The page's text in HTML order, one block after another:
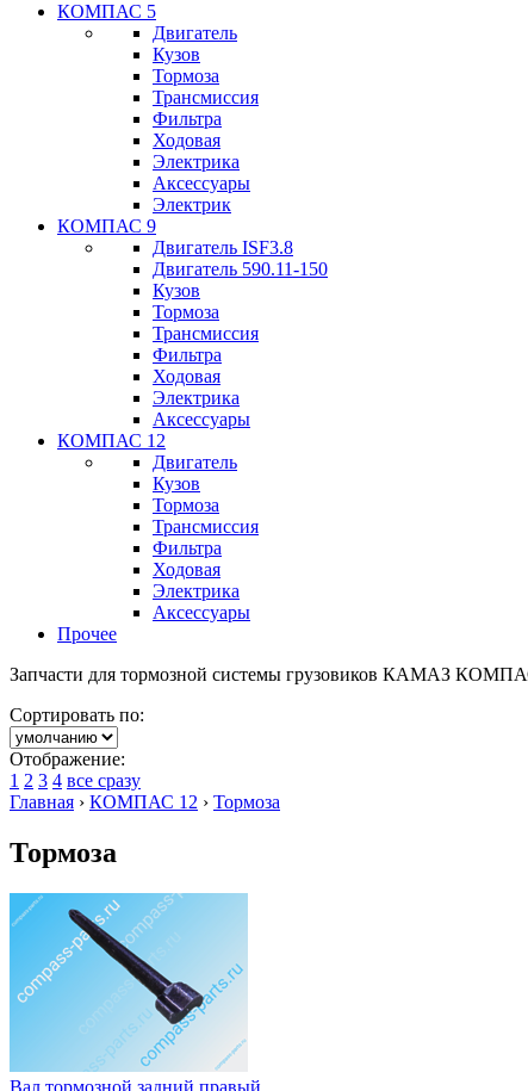
КОМПАС 5
Двигатель
Кузов
Тормоза
Трансмиссия
Фильтра
Ходовая
Электрика
Аксессуары
Электрик
КОМПАС 9
Двигатель ISF3.8
Двигатель 590.11-150
Кузов
Тормоза
Трансмиссия
Фильтра
Ходовая
Электрика
Аксессуары
КОМПАС 12
Двигатель
Кузов
Тормоза
Трансмиссия
Фильтра
Ходовая
Электрика
Аксессуары
Прочее
Запчасти для тормозной системы грузовиков КАМАЗ
Сортировать по:
Отображение:
1 2 3 4 все сразу
Главная › КОМПАС 12 › Тормоза
Тормоза
Вал тормозной задний правый